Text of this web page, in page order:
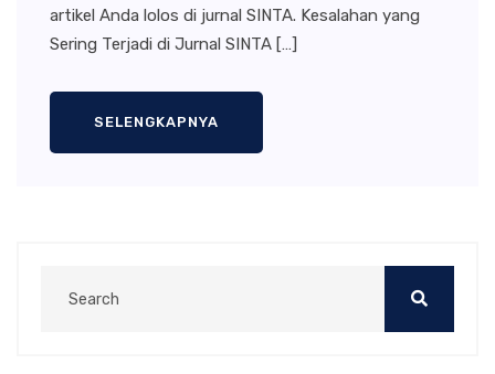
artikel Anda lolos di jurnal SINTA. Kesalahan yang
Sering Terjadi di Jurnal SINTA […]
SELENGKAPNYA